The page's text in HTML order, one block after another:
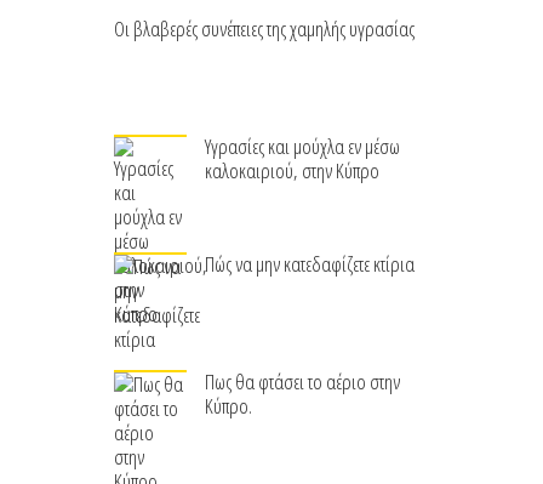
Οι βλαβερές συνέπειες της χαμηλής υγρασίας
Υγρασίες και μούχλα εν μέσω
καλοκαιριού, στην Κύπρο
Πώς να μην κατεδαφίζετε κτίρια
Πως θα φτάσει το αέριο στην
Κύπρο.